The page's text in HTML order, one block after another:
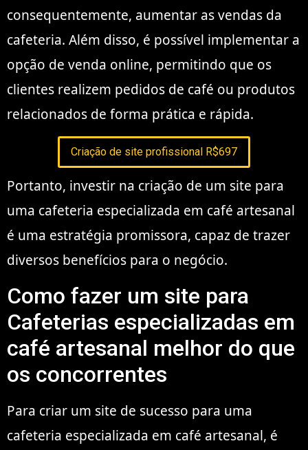
consequentemente, aumentar as vendas da
cafeteria. Além disso, é possível implementar a
opção de venda online, permitindo que os
clientes realizem pedidos de café ou produtos
relacionados de forma prática e rápida.
Criação de site profissional R$697
Portanto, investir na criação de um site para
uma cafeteria especializada em café artesanal
é uma estratégia promissora, capaz de trazer
diversos benefícios para o negócio.
Como fazer um site para
Cafeterias especializadas em
café artesanal melhor do que
os concorrentes
Para criar um site de sucesso para uma
cafeteria especializada em café artesanal, é